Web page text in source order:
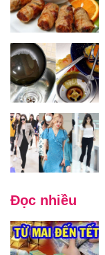
Đọc nhiều